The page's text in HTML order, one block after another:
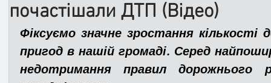
Надзвичайні заходи
Медицина Новини ДТП
почастішали ДТП (Відео)
Фіксуємо значне зростання
пригод в нашій громаді. Серед
недотримання правил дорожнього